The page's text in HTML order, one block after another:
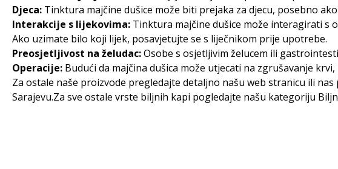
Djeca: Tinktura majčine dušice može biti prejaka za djecu, posebno
Interakcije s lijekovima: Tinktura majčine dušice može interagirati s
Ako uzimate bilo koji lijek, posavjetujte se s liječnikom prije upotrebe.
Preosjetljivost na želudac:Osobe s osjetljivim želucem ili
Operacije: Budući da majčina dušica može utjecati na zgrušavanje
Za ostale naše proizvode pregledajte detaljno našu web stranicu ili
Sarajevu.Za sve ostale vrste biljnih kapi pogledajte našu kategoriju